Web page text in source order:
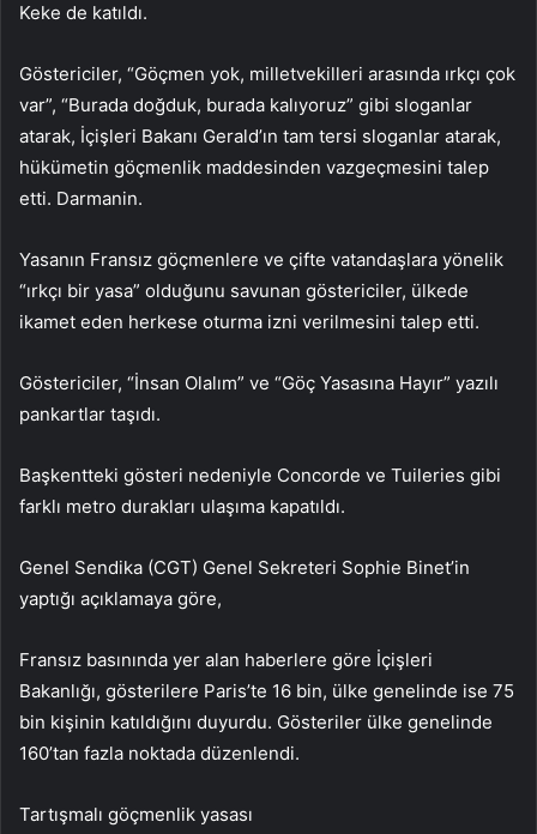
Keke de katıldı.
Göstericiler, “Göçmen yok, milletvekilleri arasında ırkçı çok
var”, “Burada doğduk, burada kalıyoruz” gibi sloganlar
atarak, İçişleri Bakanı Gerald’ın tam tersi sloganlar atarak,
hükümetin göçmenlik maddesinden vazgeçmesini talep
etti. Darmanin.
Yasanın Fransız göçmenlere ve çifte vatandaşlara yönelik
“ırkçı bir yasa” olduğunu savunan göstericiler, ülkede
ikamet eden herkese oturma izni verilmesini talep etti.
Göstericiler, “İnsan Olalım” ve “Göç Yasasına Hayır” yazılı
pankartlar taşıdı.
Başkentteki gösteri nedeniyle Concorde ve Tuileries gibi
farklı metro durakları ulaşıma kapatıldı.
Genel Sendika (CGT) Genel Sekreteri Sophie Binet’in
yaptığı açıklamaya göre,
Fransız basınında yer alan haberlere göre İçişleri
Bakanlığı, gösterilere Paris’te 16 bin, ülke genelinde ise 75
bin kişinin katıldığını duyurdu. Gösteriler ülke genelinde
160’tan fazla noktada düzenlendi.
Tartışmalı göçmenlik yasası